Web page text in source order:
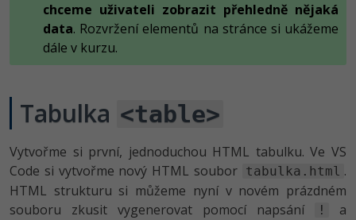
Fórum
Kybernetická bezpečnost
Elektronický podpis
Kariéra
Pro firmy
chceme uživateli zobrazit přehledně nějaká
data. Rozvržení elementů na stránce si ukážeme
dále v kurzu.
Tabulka <table>
Vytvořme si první, jednoduchou HTML tabulku. Ve VS
Code si vytvořme nový HTML soubor tabulka.html .
HTML strukturu si můžeme nyní v novém prázdném
souboru zkusit vygenerovat pomocí napsání
!
a